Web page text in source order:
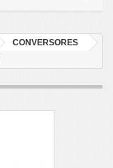
CONVERSORES